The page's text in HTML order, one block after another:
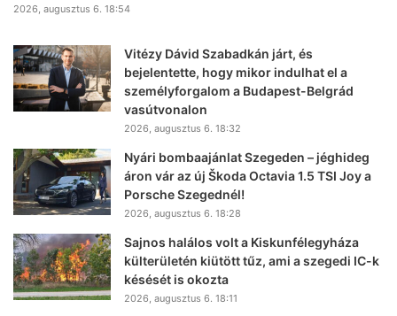
2026, augusztus 6. 18:54
Vitézy Dávid Szabadkán járt, és
bejelentette, hogy mikor indulhat el a
személyforgalom a Budapest-Belgrád
vasútvonalon
2026, augusztus 6. 18:32
Nyári bombaajánlat Szegeden – jéghideg
áron vár az új Škoda Octavia 1.5 TSI Joy a
Porsche Szegednél!
2026, augusztus 6. 18:28
Sajnos halálos volt a Kiskunfélegyháza
külterületén kiütött tűz, ami a szegedi IC-k
késését is okozta
2026, augusztus 6. 18:11